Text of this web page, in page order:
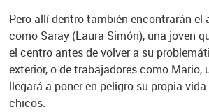
Pero allí dentro también encontrarán el
como Saray (Laura Simón), una joven
el centro antes de volver a su
exterior, o de trabajadores como Mario,
llegará a poner en peligro su propia
chicos.